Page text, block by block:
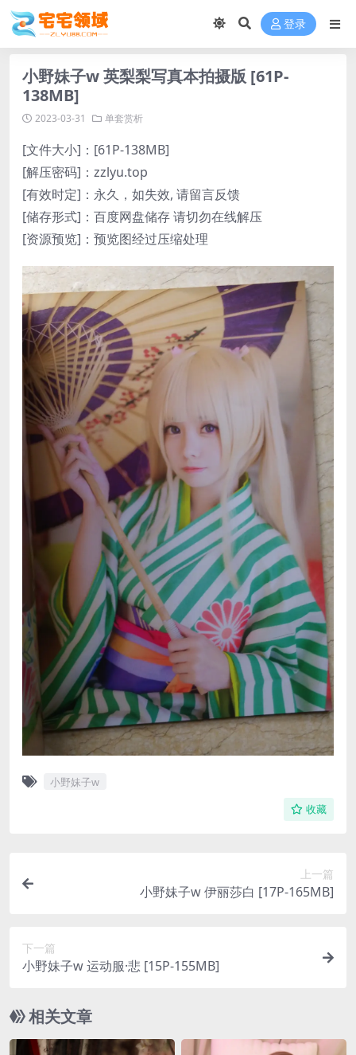
登录
小野妹子w 英梨梨写真本拍摄版 [61P-
138MB]
2023-03-31 单套赏析
[文件大小]：[61P-138MB]
[解压密码]：zzlyu.top
[有效时定]：永久，如失效, 请留言反馈
[储存形式]：百度网盘储存 请切勿在线解压
[资源预览]：预览图经过压缩处理
小野妹子w
收藏
上一篇
小野妹子w 伊丽莎白 [17P-165MB]
下一篇
小野妹子w 运动服·悲 [15P-155MB]
相关文章